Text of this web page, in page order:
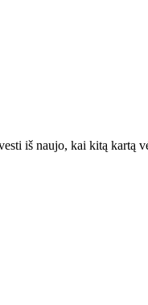
iš naujo, kai kitą kartą